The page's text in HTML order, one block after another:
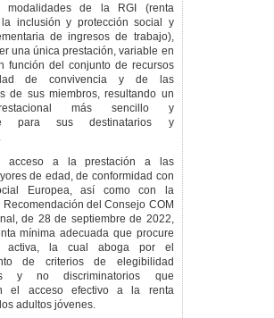
I
del
de
de
y para la
E
EN
y régimen
modalidades de la RGI (renta
inclusión y protección social y
de ingresos de trabajo),
una única prestación, variable en
función del conjunto de recursos
de convivencia y de las
de sus miembros, resultando un
más sencillo y
para sus destinatarios y
acceso a la prestación a las
de edad, de conformidad con
Europea, así como con la
del Consejo COM
de 28 de septiembre de 2022,
mínima adecuada que procure
activa, la cual aboga por el
de criterios de elegibilidad
y no discriminatorios que
el acceso efectivo a la renta
adultos jóvenes.